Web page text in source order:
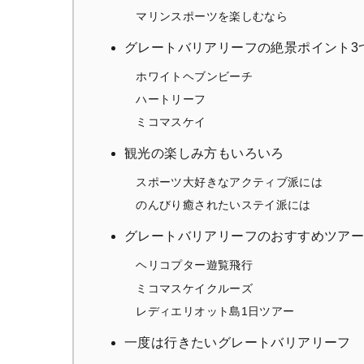
マリンスポーツを楽しむなら
グレートバリアリーフの絶景ポイント3
ホワイトヘブンビーチ
ハートリーフ
ミコマスケイ
観光の楽しみ方もいろいろ
スポーツ大好きなアクティブ派には
のんびり癒されたいステイ派には
グレートバリアリーフのおすすめツア
ヘリコプター遊覧飛行
ミコマスケイクルーズ
レディエリオット島1日ツアー
一度は行きたいグレートバリアリーフ